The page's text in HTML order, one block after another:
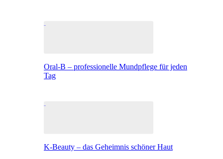
Oral-B – professionelle Mundpflege für jeden
Tag
K-Beauty – das Geheimnis schöner Haut